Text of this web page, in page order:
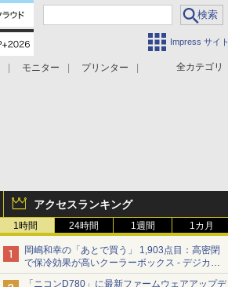
Impress サイト
全カテゴリ
モニター
プリンター
アクセスランキング
1時間 24時間 1週間 1カ月
岡嶋和幸の「あとで買う」 1,903点目：高密閉
で保冷効果が高いクーラーボックス - デジカメ
Watch
「ニコンD780」に最新ファームウェアアップデ